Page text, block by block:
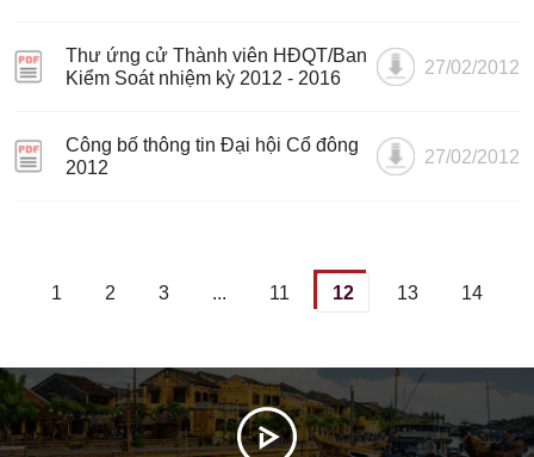
Thư ứng cử Thành viên HĐQT/Ban
Kiểm Soát nhiệm kỳ 2012 - 2016
27/02/2012
Công bố thông tin Đại hội Cổ đông
2012
27/02/2012
1 2 3 ... 11 12 13 14